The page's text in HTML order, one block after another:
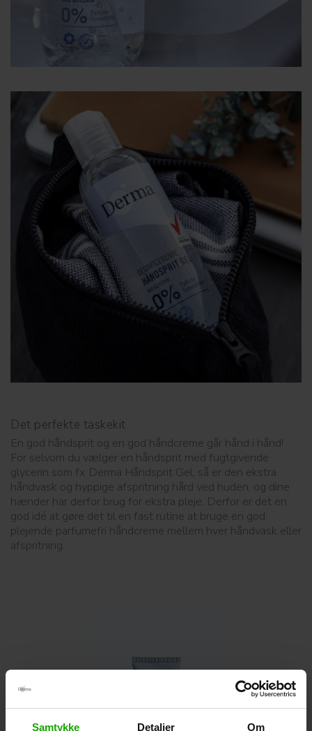
Samtykke Detaljer Om
Det perfekte taskekit
En god håndsprit og en god håndcreme går hånd i hånd!
For selvom du vælger en håndsprit med fugtgivende
glycerin som fx Derma Håndsprit Gel, så er den ekstra
håndvask og hyppige afspritning hård ved huden, og dine
hænder har derfor brug for ekstra pleje. Derfor er det en
god idé at gøre det til en fast rutine at bruge en god,
plejende parfumefri håndcreme mellem hver håndvask eller
afspritning.